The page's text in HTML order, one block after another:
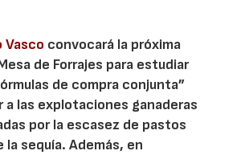
Vasco convocará la próxima
de Forrajes para estudiar
de compra conjunta”
a las explotaciones ganaderas
por la escasez de pastos
la sequía. Además, en